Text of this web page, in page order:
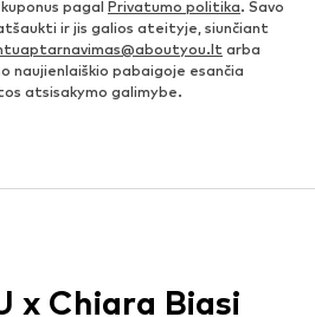
pagal Privatumo politika. Savo
ir jis galios ateityje, siunčiant
arba
naujienlaiškio pabaigoje esančia
atsisakymo galimybe.
x Chiara Biasi